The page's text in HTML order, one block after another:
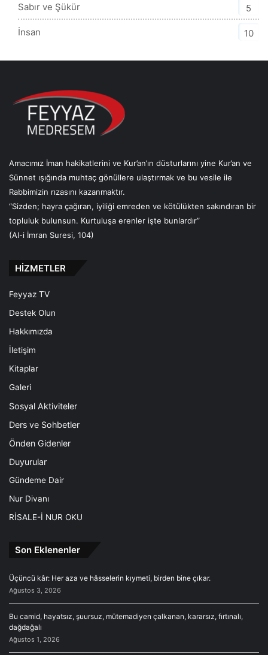
Sabır ve Şükür 5
İnsan 10
Amacımız İman hakikatlerini ve Kur’an’ın düsturlarını yine Kur’an ve
Sünnet ışığında muhtaç gönüllere ulaştırmak ve bu vesile ile
Rabbimizin rızasını kazanmaktır.
“Sizden; hayra çağıran, iyiliği emreden ve kötülükten sakındıran bir
topluluk bulunsun. Kurtuluşa erenler işte bunlardır”
(Al-i İmran Suresi, 104)
HİZMETLER
Feyyaz TV
Destek Olun
Hakkımızda
İletişim
Kitaplar
Galeri
Sosyal Aktiviteler
Ders ve Sohbetler
Önden Gidenler
Duyurular
Gündeme Dair
Nur Divanı
RİSALE-İ NUR OKU
Son Eklenenler
Üçüncü kâr: Her aza ve hâsselerin kıymeti, birden bine çıkar.
Ağustos 3, 2026
Bu camid, hayatsız, şuursuz, mütemadiyen çalkanan, kararsız, fırtınalı,
dağdağalı
Ağustos 1, 2026